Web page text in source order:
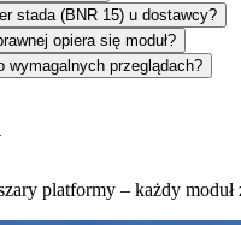
stada (BNR 15) u dostawcy?
opiera się moduł?
wymagalnych przeglądach?
platformy – każdy